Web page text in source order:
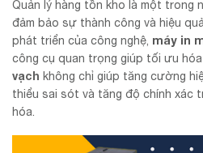
Quản lý hàng tồn kho là một trong
đảm bảo sự thành công và hiệu
phát triển của công nghệ, máy in
công cụ quan trọng giúp tối ưu hóa
vạch không chỉ giúp tăng cường
thiểu sai sót và tăng độ chính xác
hóa.